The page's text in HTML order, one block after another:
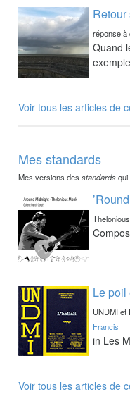
Retour
réponse à
Quand
Voir tous les articles de
Mes standards
Mes versions desstandardsqui
Le poil
UNDMI et
Francis
in Les
Voir tous les articles de